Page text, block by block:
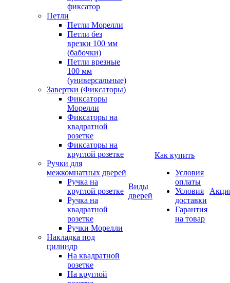
фиксатор
Петли
Петли Морелли
Петли без
врезки 100 мм
(бабочки)
Петли врезные
100 мм
(универсальные)
Завертки (Фиксаторы)
Фиксаторы
Морелли
Фиксаторы на
квадратной
розетке
Фиксаторы на
круглой розетке
Ручки для
межкомнатных дверей
Ручка на
круглой розетке
Ручка на
квадратной
розетке
Ручки Морелли
Накладка под
цилиндр
На квадратной
розетке
На круглой
Виды
дверей
Как купить
Условия
оплаты
Условия
доставки
Гарантия
на товар